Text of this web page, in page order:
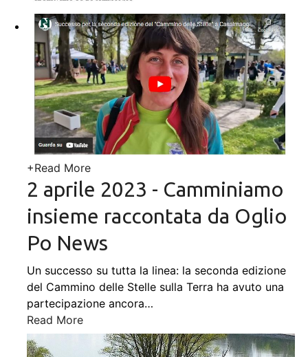
+Read More
2 aprile 2023 - Camminiamo
insieme raccontata da Oglio
Po News
Un successo su tutta la linea: la seconda edizione
del Cammino delle Stelle sulla Terra ha avuto una
partecipazione ancora…
Read More